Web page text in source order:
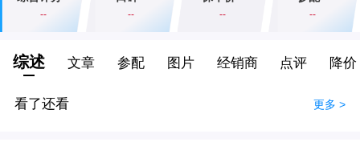
-- -- -- --
综述 文章 参配 图片 经销商 点评 降价
看了还看 更多 >